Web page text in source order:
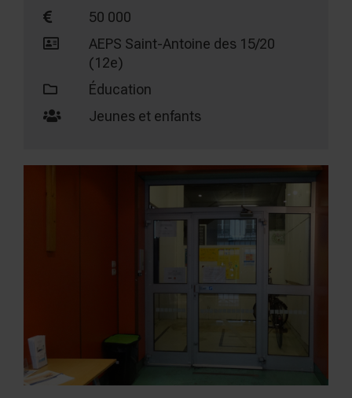
50 000
AEPS Saint-Antoine des 15/20
(12e)
Éducation
Jeunes et enfants